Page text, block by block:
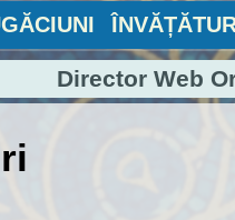
Director Web